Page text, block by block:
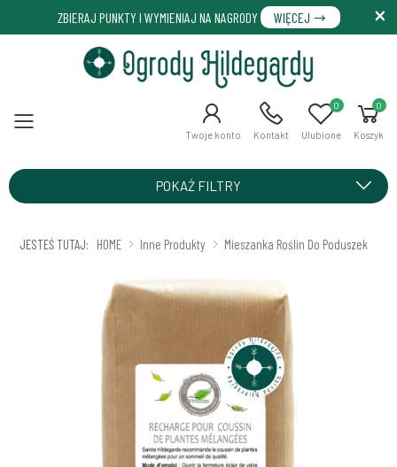
ZBIERAJ PUNKTY I WYMIENIAJ NA NAGRODY WIĘCEJ
Menu Twoje konto Kontakt Ulubione
0 0
Koszyk
POKAŻ FILTRY
JESTEŚ TUTAJ: HOME Inne Produkty Mieszanka Roślin Do Poduszek